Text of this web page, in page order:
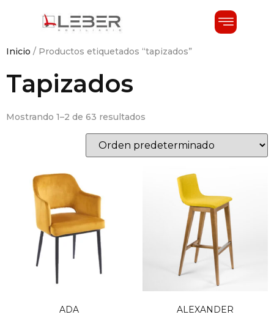
Inicio / Productos etiquetados “tapizados”
Tapizados
Mostrando 1–2 de 63 resultados
ADA ALEXANDER